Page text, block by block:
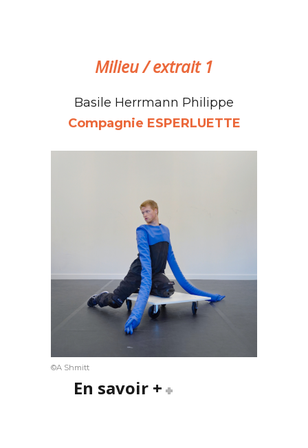
Milieu / extrait 1
Basile Herrmann Philippe
Compagnie ESPERLUETTE
©A Shmitt
En savoir +